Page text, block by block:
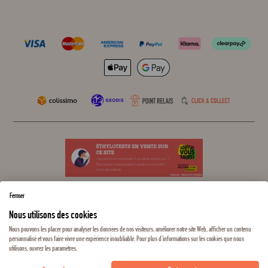
L'ABUS D'ALCOOL EST DANGEREUX POUR LA SANTÉ, À CONSOMMER AVEC
MODÉRATION
Fermer
Nous utilisons des cookies
Nous pouvons les placer pour analyser les données de nos visiteurs, améliorer notre site Web, afficher un contenu
personnalisé et vous faire vivre une expérience inoubliable. Pour plus d'informations sur les cookies que nous
utilisons, ouvrez les paramètres.